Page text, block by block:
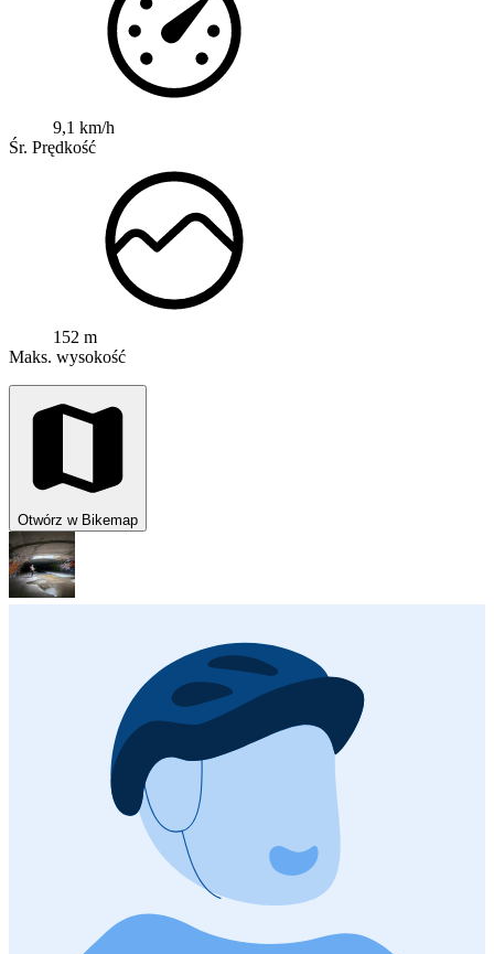
9,1 km/h
Śr. Prędkość
152 m
Maks. wysokość
Otwórz w Bikemap